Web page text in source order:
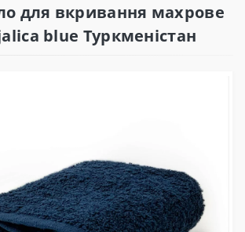
для вкривання махрове
blue Туркменістан